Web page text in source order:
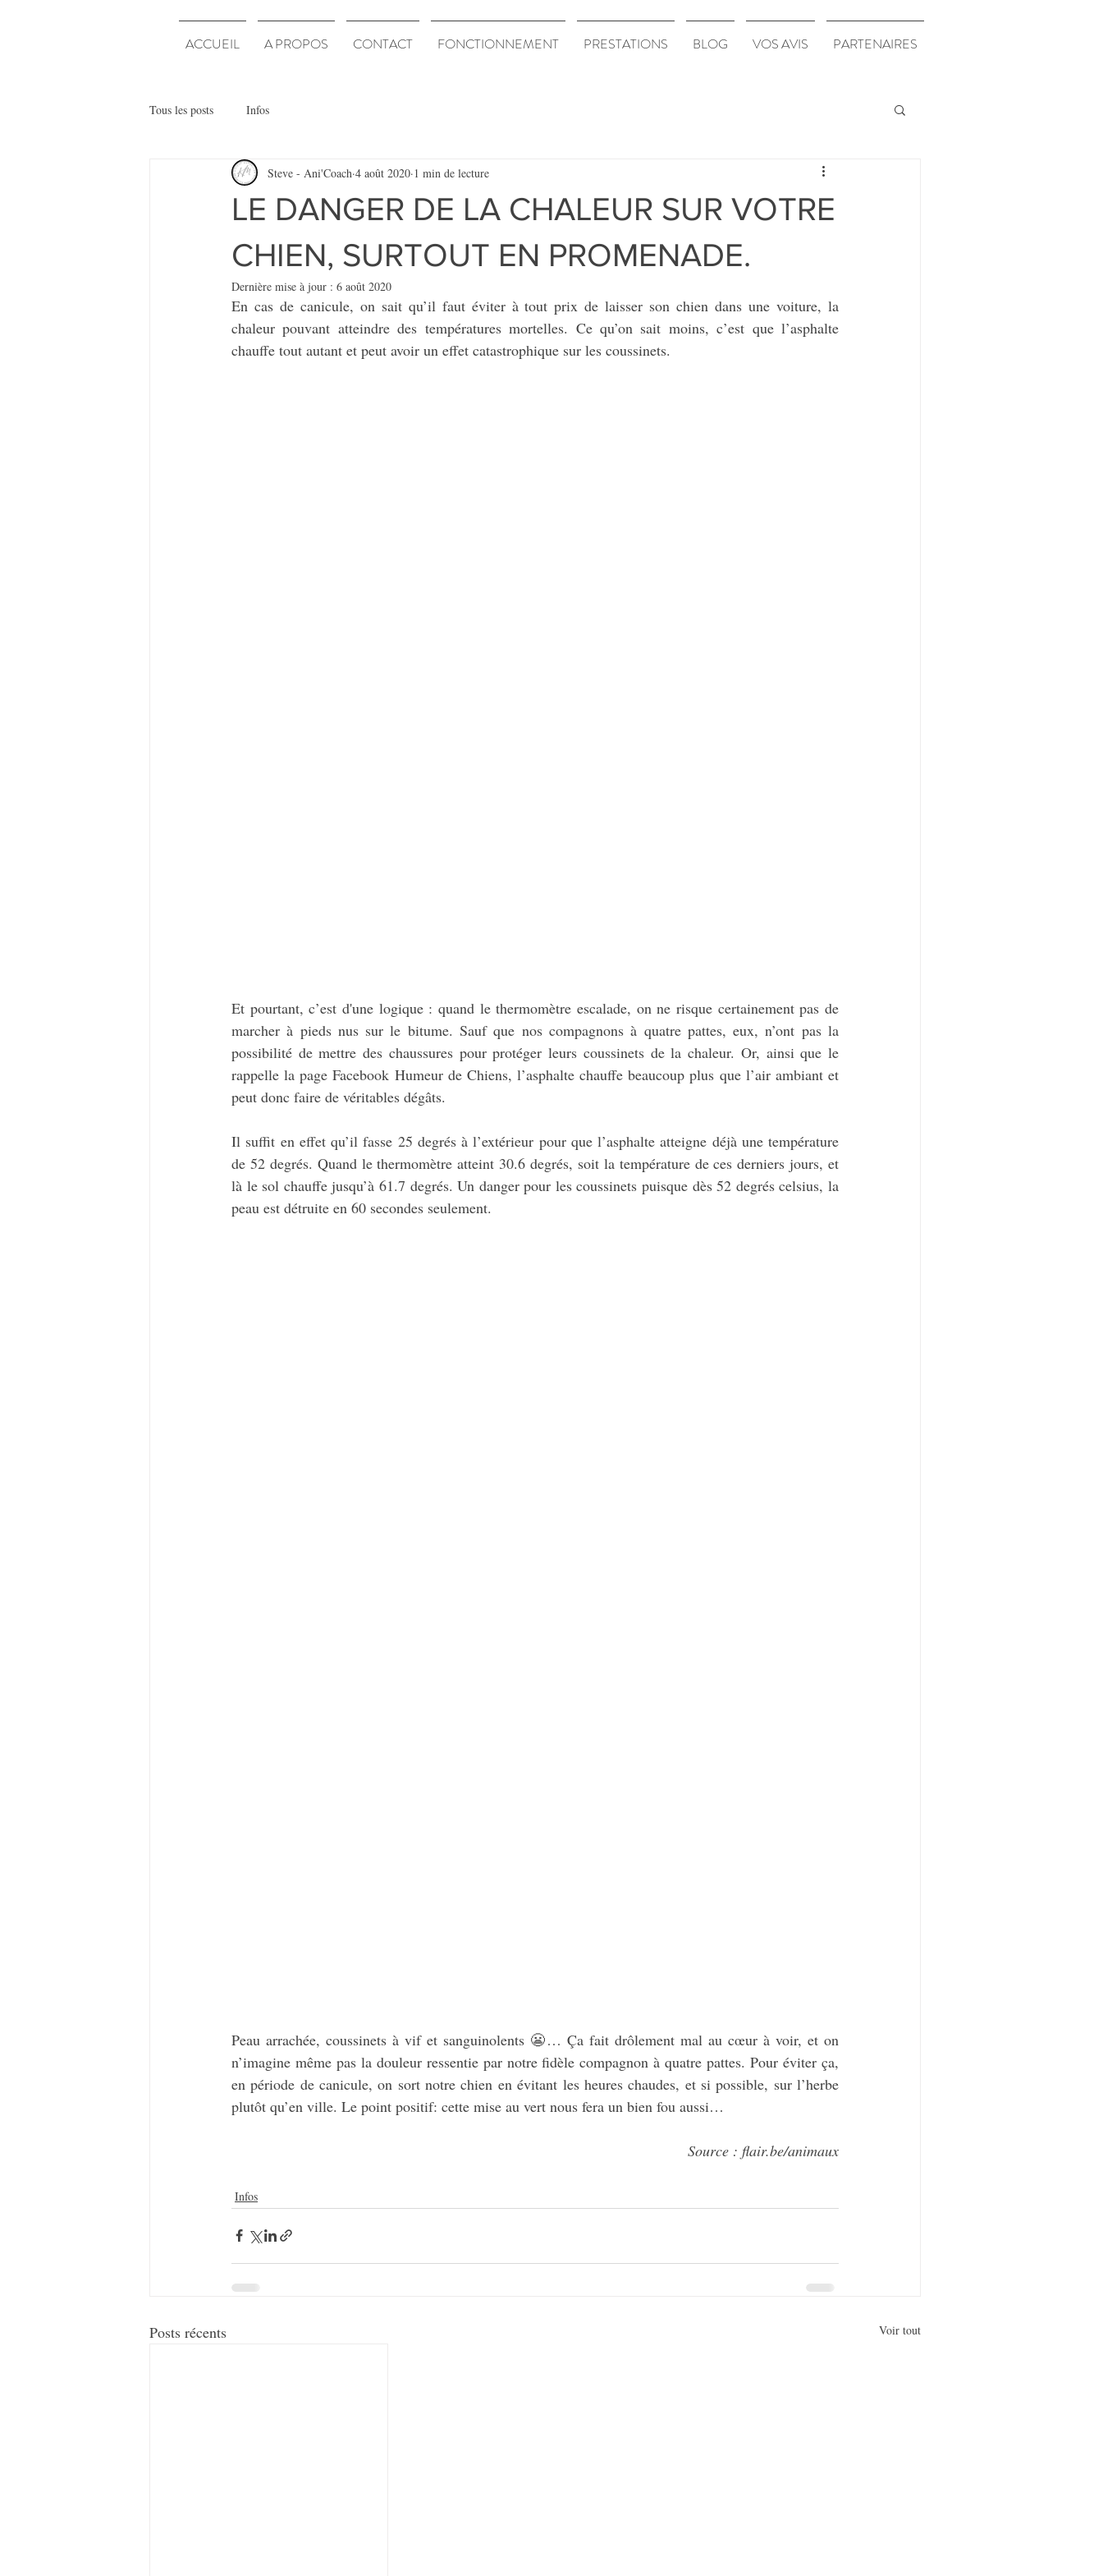
ACCUEIL A PROPOS CONTACT FONCTIONNEMENT PRESTATIONS BLOG VOS AVIS PARTENAIRES
Tous les posts Infos
LE DANGER DE LA CHALEUR SUR VOTRE
CHIEN, SURTOUT EN PROMENADE.
Steve - Ani'Coach 4 août 2020 1 min de lecture
Dernière mise à jour : 6 août 2020
En cas de canicule, on sait qu’il faut éviter à tout prix de laisser son chien dans une voiture, la
chaleur pouvant atteindre des températures mortelles. Ce qu’on sait moins, c’est que l’asphalte
chauffe tout autant et peut avoir un effet catastrophique sur les coussinets.
Et pourtant, c’est d'une logique : quand le thermomètre escalade, on ne risque certainement pas de
marcher à pieds nus sur le bitume. Sauf que nos compagnons à quatre pattes, eux, n’ont pas la
possibilité de mettre des chaussures pour protéger leurs coussinets de la chaleur. Or, ainsi que le
rappelle la page Facebook Humeur de Chiens, l’asphalte chauffe beaucoup plus que l’air ambiant et
peut donc faire de véritables dégâts.
Il suffit en effet qu’il fasse 25 degrés à l’extérieur pour que l’asphalte atteigne déjà une température
de 52 degrés. Quand le thermomètre atteint 30.6 degrés, soit la température de ces derniers jours, et
là le sol chauffe jusqu’à 61.7 degrés. Un danger pour les coussinets puisque dès 52 degrés celsius, la
peau est détruite en 60 secondes seulement.
Peau arrachée, coussinets à vif et sanguinolents 😬… Ça fait drôlement mal au cœur à voir, et on
n’imagine même pas la douleur ressentie par notre fidèle compagnon à quatre pattes. Pour éviter ça,
en période de canicule, on sort notre chien en évitant les heures chaudes, et si possible, sur l’herbe
plutôt qu’en ville. Le point positif: cette mise au vert nous fera un bien fou aussi…
Source : flair.be/animaux
Infos
Posts récents Voir tout